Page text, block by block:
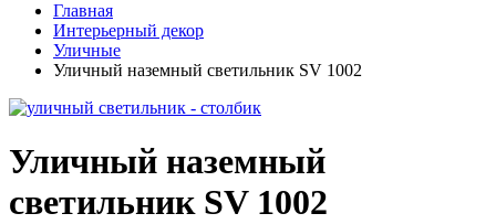
Главная
Интерьерный декор
Уличные
Уличный наземный светильник SV 1002
Уличный наземный
светильник SV 1002